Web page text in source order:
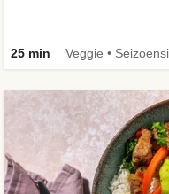
25 min Veggie •